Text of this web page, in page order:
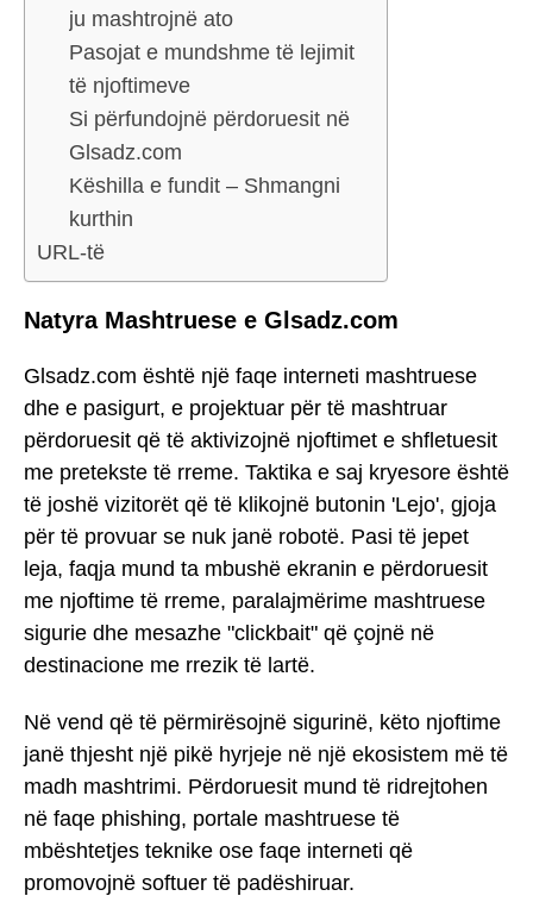
ju mashtrojnë ato
Pasojat e mundshme të lejimit
të njoftimeve
Si përfundojnë përdoruesit në
Glsadz.com
Këshilla e fundit – Shmangni
kurthin
URL-të
Natyra Mashtruese e Glsadz.com
Glsadz.com është një faqe interneti mashtruese
dhe e pasigurt, e projektuar për të mashtruar
përdoruesit që të aktivizojnë njoftimet e shfletuesit
me pretekste të rreme. Taktika e saj kryesore është
të joshë vizitorët që të klikojnë butonin 'Lejo', gjoja
për të provuar se nuk janë robotë. Pasi të jepet
leja, faqja mund ta mbushë ekranin e përdoruesit
me njoftime të rreme, paralajmërime mashtruese
sigurie dhe mesazhe "clickbait" që çojnë në
destinacione me rrezik të lartë.
Në vend që të përmirësojnë sigurinë, këto njoftime
janë thjesht një pikë hyrjeje në një ekosistem më të
madh mashtrimi. Përdoruesit mund të ridrejtohen
në faqe phishing, portale mashtruese të
mbështetjes teknike ose faqe interneti që
promovojnë softuer të padëshiruar.